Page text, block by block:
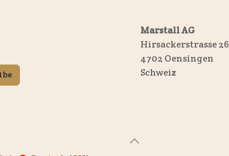
Marstall AG
Hirsackerstrasse 26
4702 Oensingen
Schweiz